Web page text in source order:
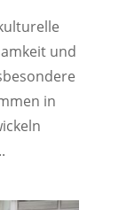
und
in